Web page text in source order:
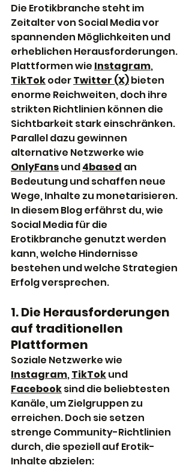
Die Erotikbranche steht im
Zeitalter von Social Media vor
spannenden Möglichkeiten und
erheblichen Herausforderungen.
Plattformen wie Instagram,
TikTok oder Twitter (X) bieten
enorme Reichweiten, doch ihre
strikten Richtlinien können die
Sichtbarkeit stark einschränken.
Parallel dazu gewinnen
alternative Netzwerke wie
OnlyFans und 4based an
Bedeutung und schaffen neue
Wege, Inhalte zu monetarisieren.
In diesem Blog erfährst du, wie
Social Media für die
Erotikbranche genutzt werden
kann, welche Hindernisse
bestehen und welche Strategien
Erfolg versprechen.
1. Die Herausforderungen
auf traditionellen
Plattformen
Soziale Netzwerke wie
Instagram, TikTok und
Facebook sind die beliebtesten
Kanäle, um Zielgruppen zu
erreichen. Doch sie setzen
strenge Community-Richtlinien
durch, die speziell auf Erotik-
Inhalte abzielen: